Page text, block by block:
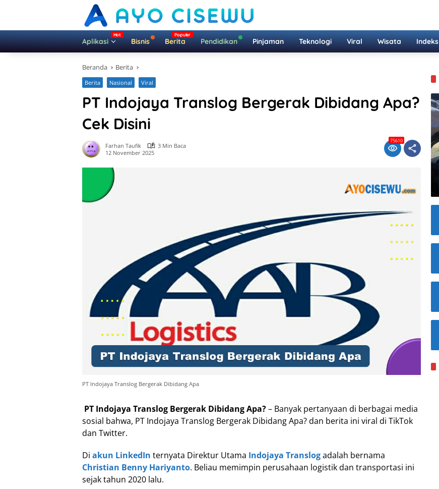
Aplikasi Bisnis Berita Pendidikan Pinjaman Teknologi Viral Wisata Indeks
Beranda Berita
Berita Nasional Viral
PT Indojaya Translog Bergerak Dibidang Apa?
Cek Disini
Farhan Taufik
3 Min Baca
12 November 2025
75610
PT Indojaya Translog Bergerak Dibidang Apa
PT Indojaya Translog Bergerak Dibidang Apa?– Banyak pertanyaan di berbagai media
sosial bahwa, PT Indojaya Translog Bergerak Dibidang Apa? dan berita ini viral di TikTok
dan Twitter.
Di akun LinkedIn ternyata Direktur Utama Indojaya Translogadalah bernama
Christian Benny Hariyanto. Beliau memimpin perusahaan logistik dan transportasi ini
sejak tahun 2020 lalu.